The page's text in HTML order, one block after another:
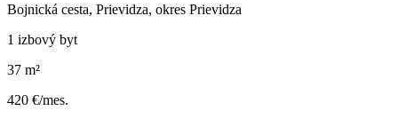
Bojnická cesta, Prievidza, okres Prievidza
1 izbový byt
37 m²
420 €/mes.